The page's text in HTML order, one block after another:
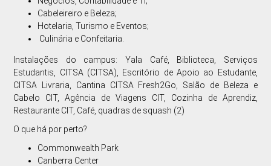
Cabeleireiro e Beleza;
Hotelaria, Turismo e Eventos;
Culinária e Confeitaria.
Instalações do campus: Yala Café, Biblioteca, Serviços
Estudantis, CITSA (CITSA), Escritório de Apoio ao Estudante,
CITSA Livraria, Cantina CITSA Fresh2Go, Salão de Beleza e
Cabelo CIT, Agência de Viagens CIT, Cozinha de Aprendiz,
Restaurante CIT, Café, quadras de squash (2)
O que há por perto?
Commonwealth Park
Canberra Center